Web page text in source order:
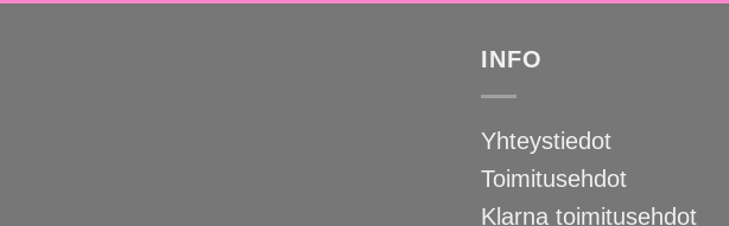
INFO
Yhteystiedot
Toimitusehdot
Klarna toimitusehdot